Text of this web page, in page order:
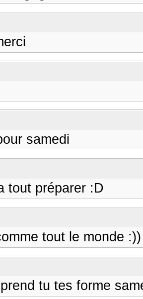
samedi
tout préparer :D
tout le monde :))
tu tes forme